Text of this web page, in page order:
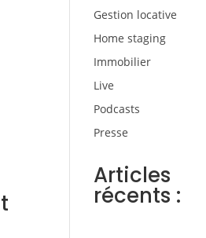
Gestion locative
Home staging
Immobilier
Live
Podcasts
Presse
Articles
récents :